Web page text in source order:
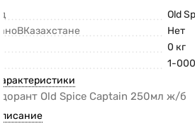
Old
Нет
0 кг
1-
Old Spice Captain 250мл ж/б